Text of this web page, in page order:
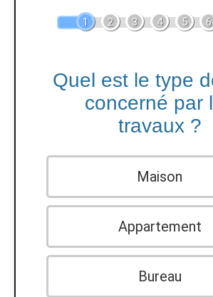
1 2 3 4 5 6
Quel est le type
concerné par
travaux ?
Maison
Appartement
Bureau